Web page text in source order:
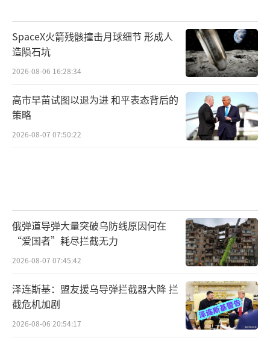
SpaceX火箭残骸撞击月球细节 形成人
造陨石坑
2026-08-06 16:28:34
高市早苗试图以退为进 和平表态背后的
策略
2026-08-07 07:50:22
俄弹道导弹大量突破乌防线原因何在
“爱国者”耗尽拦截无力
2026-08-07 07:45:42
泽连斯基：盟友援乌导弹拦截器大降 拦
截危机加剧
2026-08-06 20:54:17